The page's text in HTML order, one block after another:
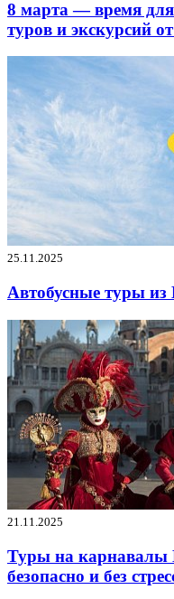
8 марта — время
туров и экскурсий
25.11.2025
Автобусные туры
21.11.2025
Туры на карнавалы
безопасно и без